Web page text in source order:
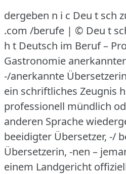
dergeben n i c Deu t sch
.com /berufe | © Deu t
h t Deutsch im Beruf –
Gastronomie
-/anerkannte
ein schriftliches Zeugnis
professionell mündlich
anderen Sprache
beeidigter Übersetzer, -/
Übersetzerin, -nen –
einem Landgericht